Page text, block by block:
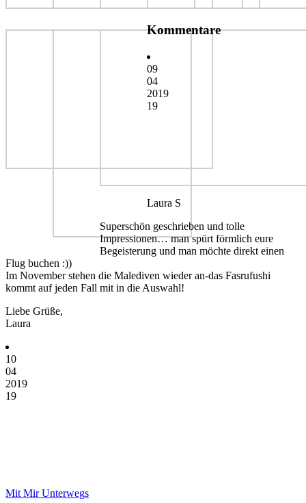
Kommentare
09
04
2019
19
Laura S
Superschön geschrieben und tolle
Impressionen… man spürt förmlich eure
Begeisterung und man möchte direkt einen
Flug buchen :))
Im November stehen die Malediven wieder an-das Fasrufushi
kommt auf jeden Fall mit in die Auswahl!
Liebe Grüße,
Laura
10
04
2019
19
Mit Mir Unterwegs